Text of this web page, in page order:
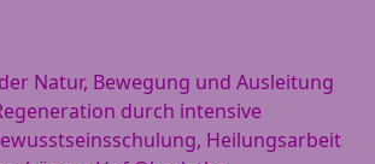
Natur, Bewegung und Ausleitung
durch intensive
Heilungsarbeit